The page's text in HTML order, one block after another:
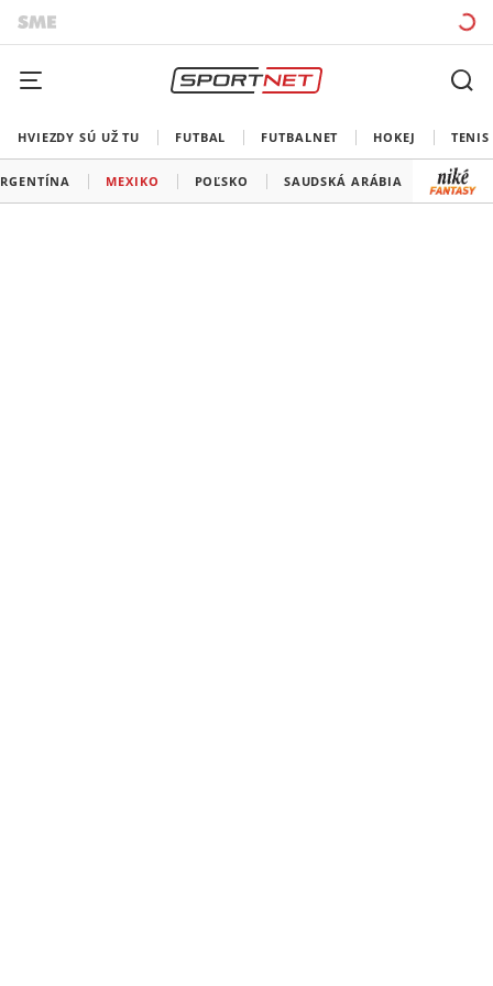
HVIEZDY SÚ UŽ TU FUTBAL FUTBALNET HOKEJ TENIS
MEXIKO POĽSKO SAUDSKÁ ARÁBIA